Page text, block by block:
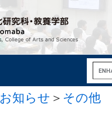
お知らせ ＞ その他